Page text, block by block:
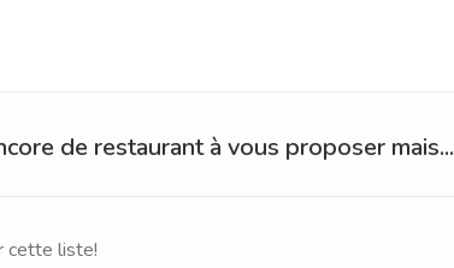
de restaurant à vous proposer mais...
cette liste!